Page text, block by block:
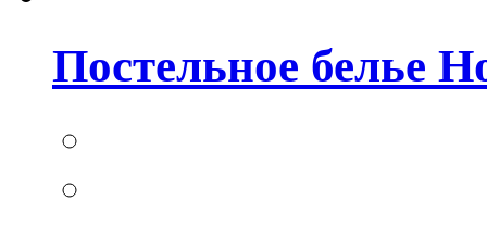
Постельное белье